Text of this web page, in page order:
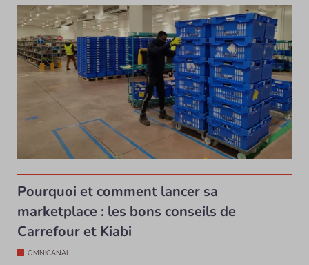
Pourquoi et comment lancer sa
marketplace : les bons conseils de
Carrefour et Kiabi
OMNICANAL